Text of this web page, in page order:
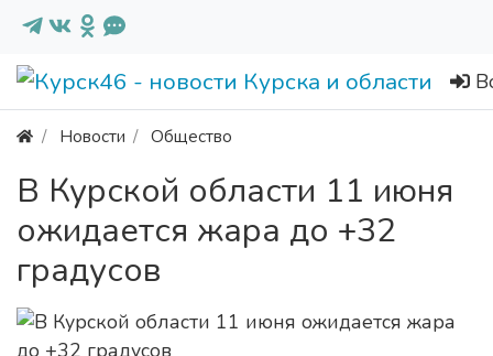
Новости Общество
В Курской области 11 июня
ожидается жара до +32
градусов